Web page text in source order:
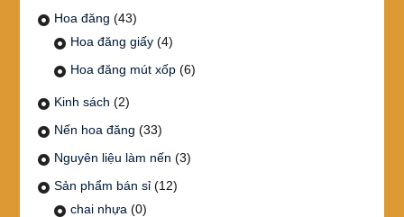
Hoa đăng (43)
Hoa đăng giấy (4)
Hoa đăng mút xốp (6)
Kinh sách (2)
Nến hoa đăng (33)
Nguyên liệu làm nến (3)
Sản phẩm bán sỉ (12)
chai nhựa (0)